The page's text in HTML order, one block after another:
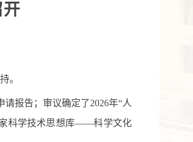
开
。
请报告；审议确定了2026年“人
家科学技术思想库——科学文化